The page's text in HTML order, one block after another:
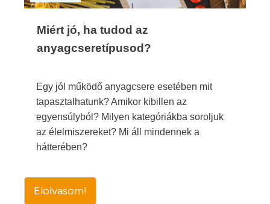
Miért jó, ha tudod az
anyagcseretípusod?
Egy jól működő anyagcsere esetében mit
tapasztalhatunk? Amikor kibillen az
egyensúlyból? Milyen kategóriákba soroljuk
az élelmiszereket? Mi áll mindennek a
hátterében?
Elolvasom!